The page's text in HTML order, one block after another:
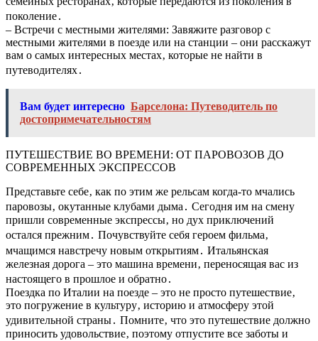
поколение․
– Встречи с местными жителями: Завяжите разговор с
местными жителями в поезде или на станции – они расскажут
вам о самых интересных местах‚ которые не найти в
путеводителях․
Вам будет интересно Барселона: Путеводитель по
достопримечательностям
ПУТЕШЕСТВИЕ ВО ВРЕМЕНИ: ОТ ПАРОВОЗОВ ДО
СОВРЕМЕННЫХ ЭКСПРЕССОВ
Представьте себе‚ как по этим же рельсам когда-то мчались
паровозы‚ окутанные клубами дыма․ Сегодня им на смену
пришли современные экспрессы‚ но дух приключений
остался прежним․ Почувствуйте себя героем фильма‚
мчащимся навстречу новым открытиям․ Итальянская
железная дорога – это машина времени‚ переносящая вас из
настоящего в прошлое и обратно․
Поездка по Италии на поезде – это не просто путешествие‚
это погружение в культуру‚ историю и атмосферу этой
удивительной страны․ Помните‚ что это путешествие должно
приносить удовольствие‚ поэтому отпустите все заботы и